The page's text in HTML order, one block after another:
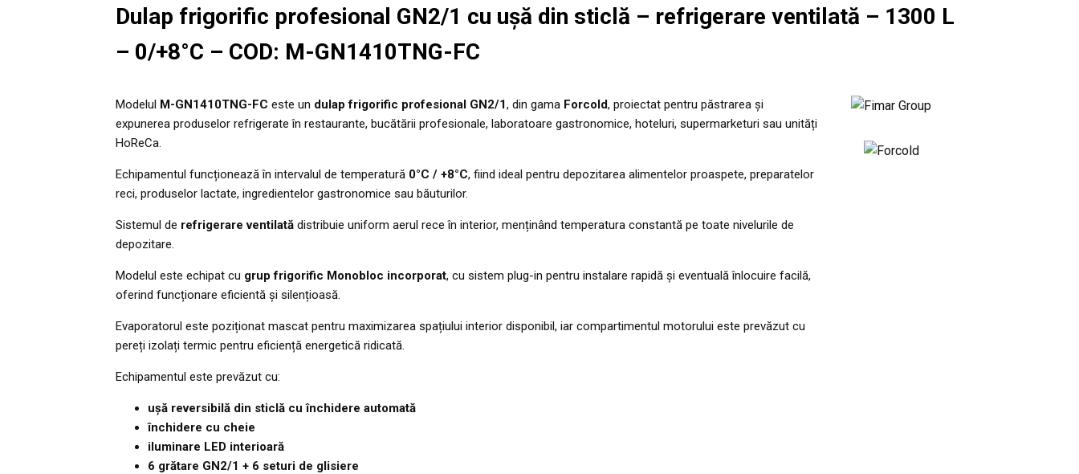
-
6
de
Dulap frigorific profesional GN2/1 cu ușă din sticlă – refrigerare ventilată – 1300 L
– 0/+8°C – COD: M-GN1410TNG-FC
Modelul M-GN1410TNG-FC este un dulap frigorific profesional GN2/1, din gama Forcold, proiectat pentru păstrarea și
expunerea produselor refrigerate în restaurante, bucătării profesionale, laboratoare gastronomice, hoteluri, supermarketuri sau unități
HoReCa.
Echipamentul funcționează în intervalul de temperatură 0°C / +8°C, fiind ideal pentru depozitarea alimentelor proaspete, preparatelor
reci, produselor lactate, ingredientelor gastronomice sau băuturilor.
Sistemul de refrigerare ventilată distribuie uniform aerul rece în interior, menținând temperatura constantă pe toate nivelurile de
depozitare.
Modelul este echipat cu grup frigorific Monobloc incorporat, cu sistem plug-in pentru instalare rapidă și eventuală înlocuire facilă,
oferind funcționare eficientă și silențioasă.
Evaporatorul este poziționat mascat pentru maximizarea spațiului interior disponibil, iar compartimentul motorului este prevăzut cu
pereți izolați termic pentru eficiență energetică ridicată.
Echipamentul este prevăzut cu:
ușă reversibilă din sticlă cu închidere automată
închidere cu cheie
iluminare LED interioară
6 grătare GN2/1 + 6 seturi de glisiere